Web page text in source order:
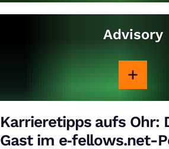
Advisory
Karrieretipps aufs Ohr:
Gast im e‑fellows.net-